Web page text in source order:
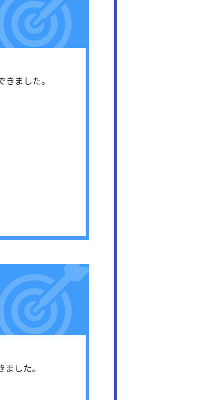
ました。
した。